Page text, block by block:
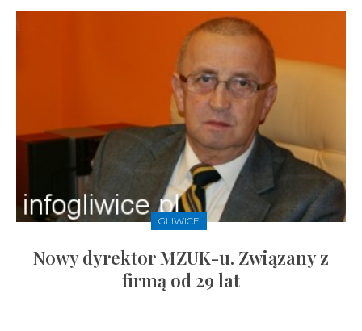
GLIWICE
Nowy dyrektor MZUK-u. Związany z
firmą od 29 lat